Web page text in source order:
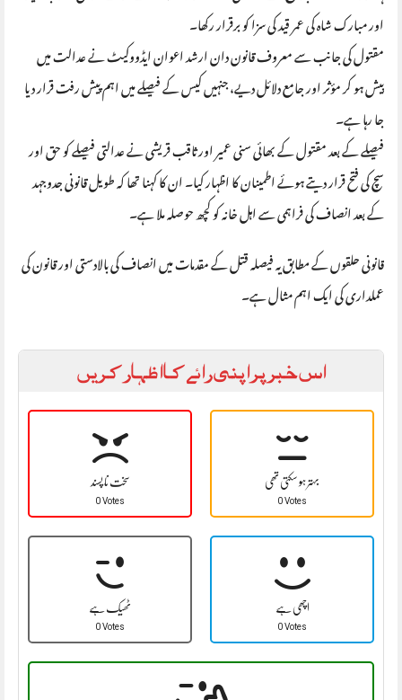
اور مبارک شاہ کی عمر قید کی سزا کو برقرار رکھا۔
مقتول کی جانب سے معروف قانون دان ارشد اعوان ایڈووکیٹ نے عدالت میں
پیش ہو کر مؤثر اور جامع دلائل دیے، جنہیں کیس کے فیصلے میں اہم پیش رفت قرار دیا
جا رہا ہے۔
فیصلے کے بعد مقتول کے بھائی سنی عمیر اور ثاقب قریشی نے عدالتی فیصلے کو حق اور
سچ کی فتح قرار دیتے ہوئے اطمینان کا اظہار کیا۔ ان کا کہنا تھا کہ طویل قانونی جدوجہد
کے بعد انصاف کی فراہمی سے اہل خانہ کو کچھ حوصلہ ملا ہے۔
قانونی حلقوں کے مطابق یہ فیصلہ قتل کے مقدمات میں انصاف کی بالادستی اور قانون کی
عملداری کی ایک اہم مثال ہے۔
اس خبر پر اپنی رائے کا اظہار کریں
سخت نا پسند
0 Votes
بہتر ہو سکتی تھی
0 Votes
ٹھیک ہے
0 Votes
اچھی ہے
0 Votes